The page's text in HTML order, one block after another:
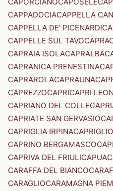
CAPPADOCIACAPPELLA
CAPPELLA DE' PICENARDI
CAPPELLE SUL TAVO
CAPRAIA ISOLACAPRALBA
CAPRANICA PRENESTINA
CAPRAROLACAPRAUNA
CAPREZZOCAPRICAPRI
CAPRIANO DEL COLLE
CAPRIATE SAN GERVASIO
CAPRIGLIA IRPINACAPRIGLIO
CAPRINO BERGAMASCO
CAPRIVA DEL FRIULICAPUA
CARAFFA DEL BIANCO
CARAGLIOCARAMAGNA